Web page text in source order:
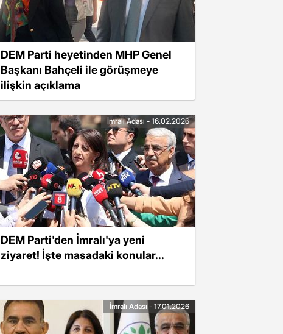
DEM Parti heyetinden MHP Genel
Başkanı Bahçeli ile görüşmeye
ilişkin açıklama
DEM Parti'den İmralı'ya yeni
ziyaret! İşte masadaki konular...
İmralı Adası - 16.02.2026
İmralı Adası - 17.01.2026